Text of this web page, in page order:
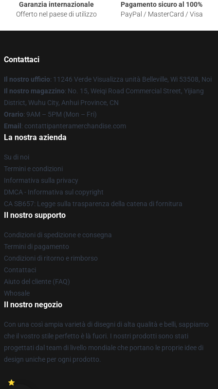
Garanzia internazionale
Offerto nel paese di utilizzo
Pagamento sicuro al 100%
PayPal / MasterCard / Visa
Contattaci
Il nostro ufficio: 11246 Verde Visualizza unità Belleville, Wi 53508, Noi
Il nostro magazzino: No. 15, Weiqi Road Commercial Street, Yijiang
District, Wuhu City, Anhui Province, CN
Orario: 9AM – 5PM (Mon – Fri)
Email : contattipanteramerchandise.com
La nostra azienda
Su di noi
Termini e condizioni
Informativa sulla privacy
DMCA - Informativa sul copyright
CA SB657: Legge sulla trasparenza della catena di fornitura
Il nostro supporto
Condizioni di spedizione e consegna
Termini di pagamento
Condizioni di ritorno e rimborso
Contattaci
Aiuto del cliente (FAQ)
Whosale
Il nostro negozio
Con una così ampia varietà di disegni di alta qualità e belli, sappiamo
che il vostro stile perfetto è là fuori. I nostri prodotti sono stati
progettati dal team di livello mondiale che portano le proprie idee di
design uniche per ogni prodotto.